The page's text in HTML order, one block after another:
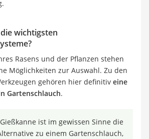
wichtigsten
Rasens und der Pflanzen stehen
Möglichkeiten zur Auswahl. Zu den
gehören hier definitiv eine
Gartenschlauch.
ist im gewissen Sinne die
zu einem Gartenschlauch,